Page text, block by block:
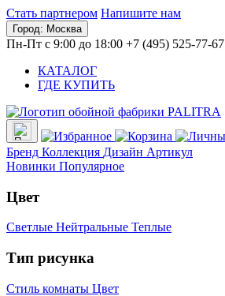
Стать партнером Напишите нам
Город: Москва
Пн-Пт с 9:00 до 18:00 +7 (495) 525-77-67
КАТАЛОГ
ГДЕ КУПИТЬ
Бренд Коллекция Дизайн Артикул
Новинки Популярное
Цвет
Светлые Нейтральные Теплые
Тип рисунка
Стиль комнаты Цвет